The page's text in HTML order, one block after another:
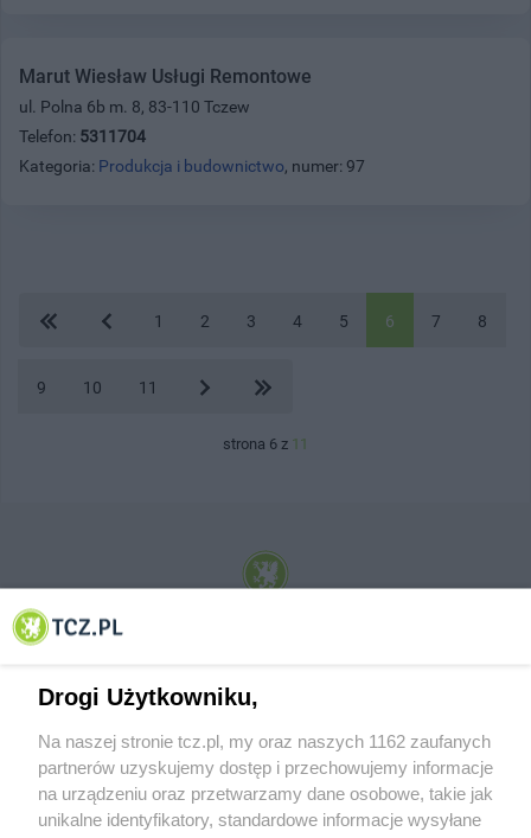
Marut Wiesław Usługi Remontowe
ul. Polna 6b m. 8, 83-110 Tczew
Telefon: 5311704
Kategoria: Produkcja i budownictwo, numer: 97
1 2 3 4 5 6 7 8
9 10 11
strona 6 z 11
© 2001-2026 Tczew - TCZ.PL Sp. z o.o. Internetowy Serwis Informacyjny Miasta
Drogi Użytkowniku,
Na naszej stronie tcz.pl, my oraz naszych 1162 zaufanych
partnerów uzyskujemy dostęp i przechowujemy informacje
na urządzeniu oraz przetwarzamy dane osobowe, takie jak
unikalne identyfikatory, standardowe informacje wysyłane